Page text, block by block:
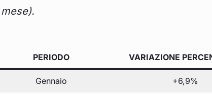
mese).
PERIODO VARIAZIONE
Gennaio +6,9%